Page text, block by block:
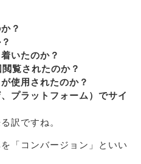
？
いたのか？
覧されたのか？
使用されたのか？
プラットフォーム）でサイ
訳ですね。
「コンバージョン」といい